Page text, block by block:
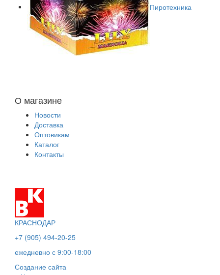
Пиротехника
О магазине
Новости
Доставка
Оптовикам
Каталог
Контакты
КРАСНОДАР
+7 (905) 494-20-25
ежедневно с 9:00-18:00
Создание сайта